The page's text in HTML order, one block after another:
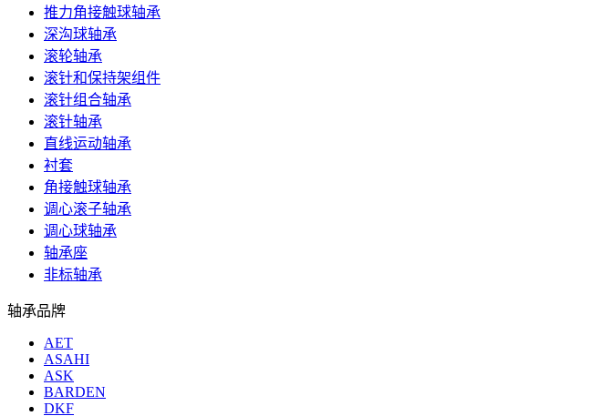
推力角接触球轴承
深沟球轴承
滚轮轴承
滚针和保持架组件
滚针组合轴承
滚针轴承
直线运动轴承
衬套
角接触球轴承
调心滚子轴承
调心球轴承
轴承座
非标轴承
轴承品牌
AET
ASAHI
ASK
BARDEN
DKF